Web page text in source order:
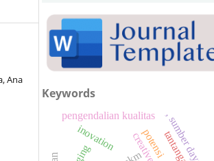
Ana
Keywords
potensi
inovation
pengendalian kualitas
tantangan